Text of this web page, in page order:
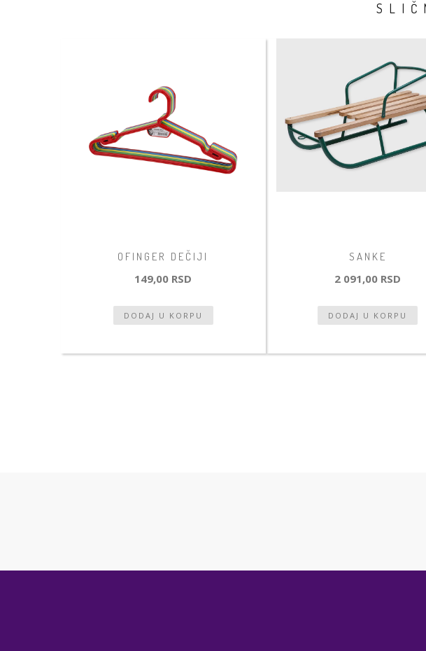
OFINGER DEČIJI
149,00 RSD
SANKE
2 091,00 RSD